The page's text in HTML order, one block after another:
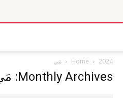
Home 2024 مَي
Monthly Archives: مَي 2024